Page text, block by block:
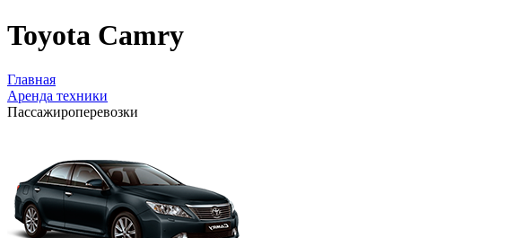
Toyota Camry
Главная
Аренда техники
Пассажироперевозки